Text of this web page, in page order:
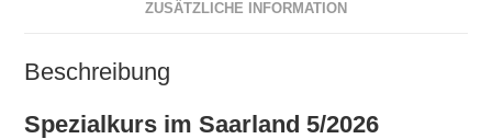
ZUSÄTZLICHE INFORMATION
Beschreibung
Spezialkurs im Saarland 5/2026